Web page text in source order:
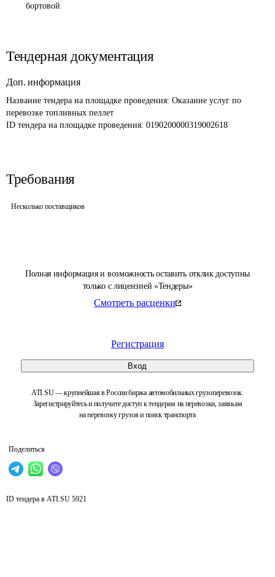
Полная информация и возможность оставить отклик доступны
только с лицензией «Тендеры»
Смотреть расценки
Регистрация
Вход
ATI.SU — крупнейшая в России биржа автомобильных грузоперевозок.
Зарегистрируйтесь и получите доступ к тендерам на перевозки, заявкам
на перевозку грузов и поиск транспорта
Поделиться
бортовой
Тендерная документация
Доп. информация
Название тендера на площадке проведения: Оказание услуг по
перевозке топливных пеллет
ID тендера на площадке проведения: 0190200000319002618
Требования
Несколько поставщиков
ID тендера в ATI.SU 5921